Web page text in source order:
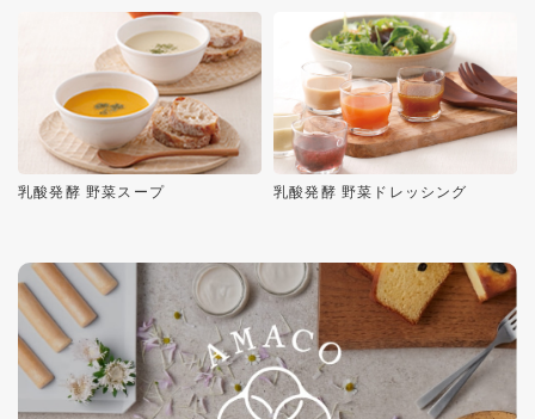
乳酸発酵 野菜スープ 乳酸発酵 野菜ドレッシング